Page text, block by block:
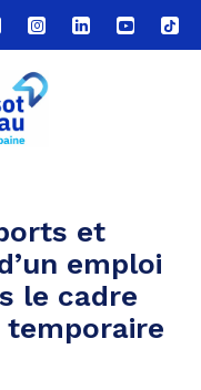
compte
Lien
vers
le
compte
Lien
vers
Lien
vers
Lien
vers
et
emploi
le cadre
temporaire